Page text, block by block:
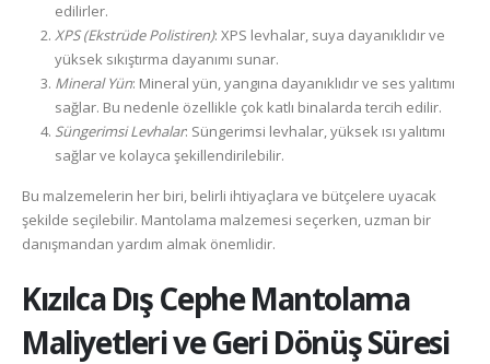
edilirler.
XPS (Ekstrüde Polistiren): XPS levhalar, suya dayanıklıdır ve
yüksek sıkıştırma dayanımı sunar.
Mineral Yün: Mineral yün, yangına dayanıklıdır ve ses yalıtımı
sağlar. Bu nedenle özellikle çok katlı binalarda tercih edilir.
Süngerimsi Levhalar: Süngerimsi levhalar, yüksek ısı yalıtımı
sağlar ve kolayca şekillendirilebilir.
Bu malzemelerin her biri, belirli ihtiyaçlara ve bütçelere uyacak
şekilde seçilebilir. Mantolama malzemesi seçerken, uzman bir
danışmandan yardım almak önemlidir.
KızılcaDış Cephe Mantolama
Maliyetleri ve Geri Dönüş Süresi